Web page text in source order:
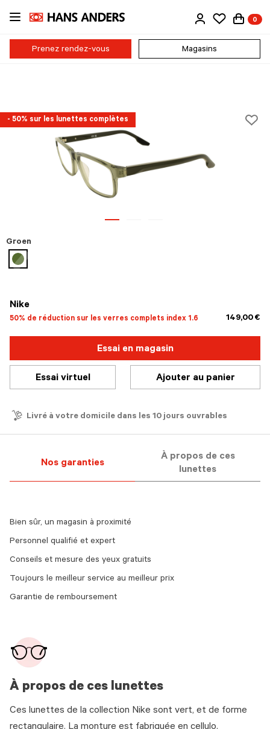
Passer
contenu
principal
0
Prenez rendez-vous Magasins
- 50% sur les lunettes complètes
Nike
50% de réduction sur les verres complets index 1.6 149,00 €
Groen
sélectionné
Essai en magasin
Essai virtuel Ajouter au panier
Livré à votre domicile dans les 10 jours ouvrables
Nos garanties
À propos de ces
lunettes
À propos de ces lunettes
Ces lunettes de la collection Nike sont vert, et de forme
Bien sûr, un magasin à proximité
Personnel qualifié et expert
Conseils et mesure des yeux gratuits
Toujours le meilleur service au meilleur prix
Garantie de remboursement